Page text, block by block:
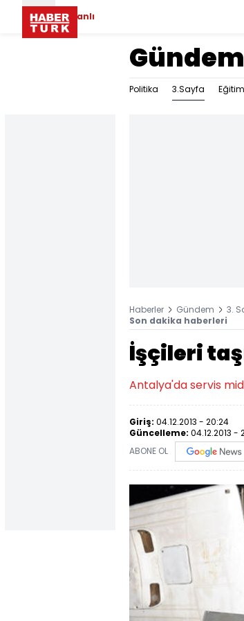
Canlı
Gündem
Politika 3.Sayfa Eğitim
Haberler Gündem 3.
Son dakika haberleri
İşçileri
Antalya'da servis
Giriş: 04.12.2013 - 20:24
Güncelleme: 04.12.2013 -
ABONE OL